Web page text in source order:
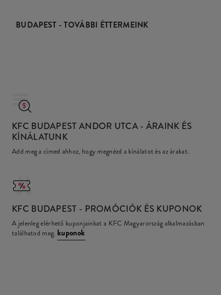
BUDAPEST - TOVÁBBI ÉTTERMEINK
KFC BUDAPEST ANDOR UTCA- ÁRAINK ÉS
KÍNÁLATUNK
Add meg a címed ahhoz, hogy megnézd a kínálatot és az árakat.
KFC BUDAPEST - PROMÓCIÓK ÉS KUPONOK
A jelenleg elérhető kuponjainkat a KFC Magyarország alkalmazásban
találhatod meg. kuponok